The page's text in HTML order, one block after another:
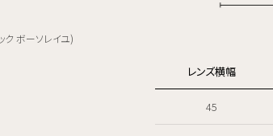
ボーソレイユ)
レンズ横幅
45